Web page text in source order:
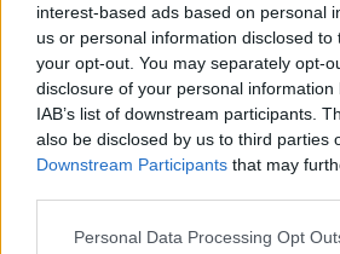
interest-based ads based on personal
us or personal information disclosed
your opt-out. You may separately opt-
disclosure of your personal
IAB’s list of downstream participants.
also be disclosed by us to third parties
Downstream Participants that may
Personal Data Processing Opt
ενεργειακή εταιρεία με επενδύσεις
και πράσινα αέρια, όπως το
δέσμευση της εταιρείας στην
βιώσιμη ανάπτυξη της περιοχής.
COP29 featured ΔΕΠΑ Εμπορίας